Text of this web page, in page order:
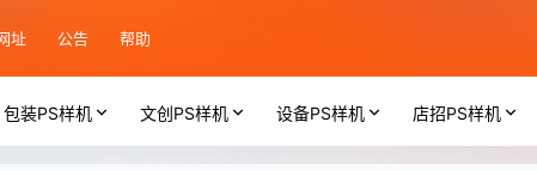
址 公告 帮助
包装PS样机 文创PS样机 设备PS样机 店招PS样机